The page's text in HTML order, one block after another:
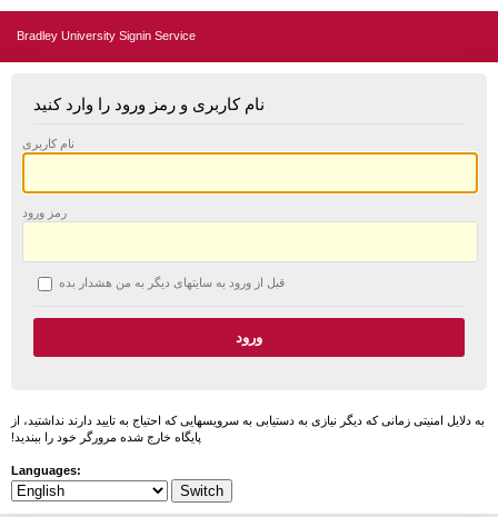
Bradley University Signin Service
نام کاربری و رمز ورود را وارد کنید
نام کاربری
رمز ورود
قبل از ورود به سایتهای دیگر به من هشدار بده
به دلایل امنیتی زمانی که دیگر نیازی به دستیابی به سرویسهایی که احتیاج به تایید دارند نداشتید، از
پایگاه خارج شده مرورگر خود را ببندید!
Languages: